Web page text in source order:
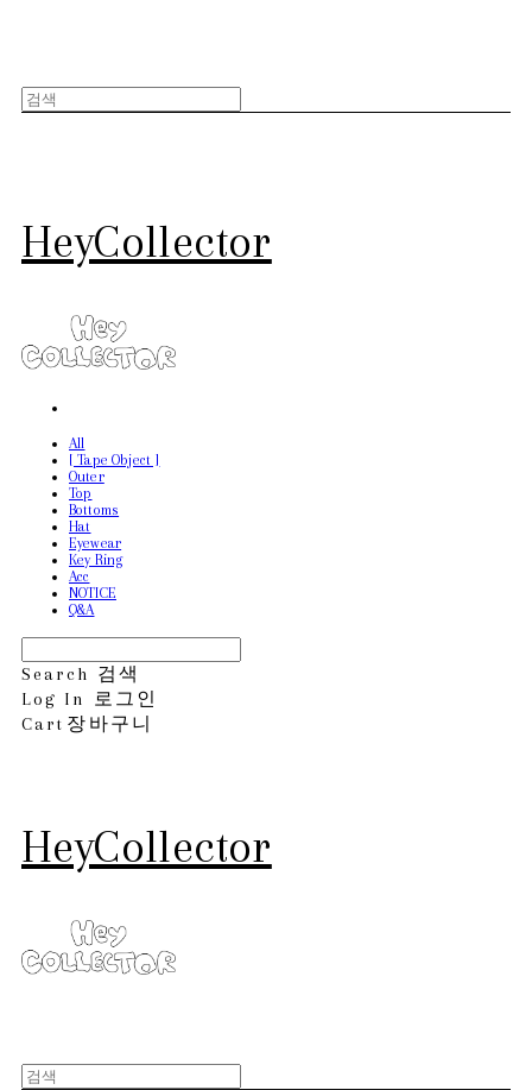
HeyCollector
All
[ Tape Object ]
Outer
Top
Bottoms
Hat
Eyewear
Key Ring
Acc
NOTICE
Q&A
Search 검색
Log In
로그인
Cart 장바구니
HeyCollector